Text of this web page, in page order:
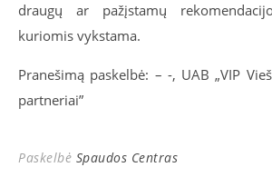
draugų ar pažįstamų
kuriomis vykstama.
Pranešimą paskelbė: – -, UAB „VIP
partneriai”
Paskelbė Spaudos Centras